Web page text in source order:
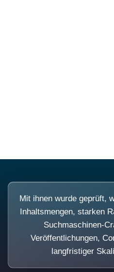
Mit ihnen wurde geprüft,
Inhaltsmengen, starken
Suchmaschinen-
Veröffentlichungen,
langfristiger